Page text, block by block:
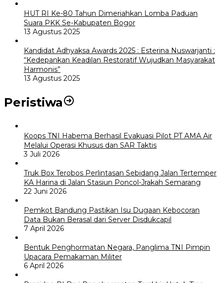
HUT RI Ke-80 Tahun Dimeriahkan Lomba Paduan
Suara PKK Se-Kabupaten Bogor
13 Agustus 2025
Kandidat Adhyaksa Awards 2025 : Esterina Nuswarjanti :
“Kedepankan Keadilan Restoratif Wujudkan Masyarakat
Harmonis”
13 Agustus 2025
Peristiwa
Koops TNI Habema Berhasil Evakuasi Pilot PT AMA Air
Melalui Operasi Khusus dan SAR Taktis
3 Juli 2026
Truk Box Terobos Perlintasan Sebidang Jalan Tertemper
KA Harina di Jalan Stasiun Poncol-Jrakah Semarang
22 Juni 2026
Pemkot Bandung Pastikan Isu Dugaan Kebocoran
Data Bukan Berasal dari Server Disdukcapil
7 April 2026
Bentuk Penghormatan Negara, Panglima TNI Pimpin
Upacara Pemakaman Militer
6 April 2026